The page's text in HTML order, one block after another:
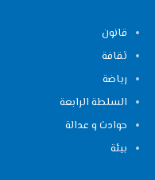
قانون
ثقافة
رياضة
السلطة الرابعة
حوادث و عدالة
بيئة